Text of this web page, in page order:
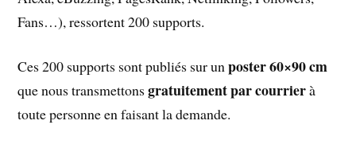
Fans…), ressortent 200 supports.
Ces 200 supports sont publiés sur unposter 60×90 cm
que nous transmettonsgratuitement par courrierà
toute personne en faisant la demande.